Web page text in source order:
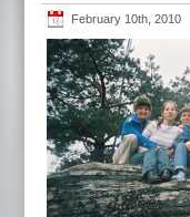
February 10th, 2010